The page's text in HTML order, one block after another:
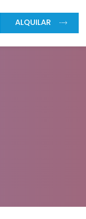
ALQUILAR